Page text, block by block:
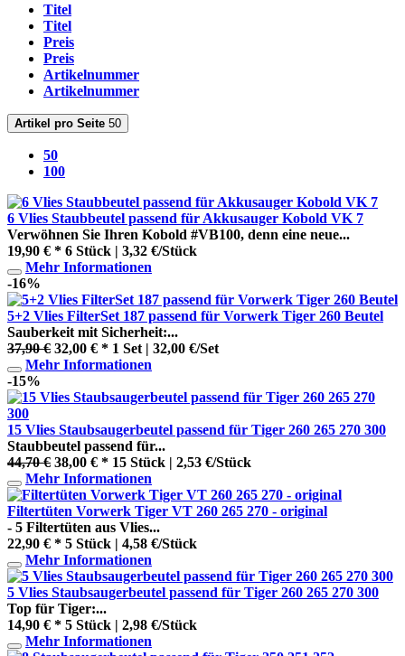
Titel
Titel
Preis
Preis
Artikelnummer
Artikelnummer
Artikel pro Seite 50
50
100
6 Vlies Staubbeutel passend für Akkusauger Kobold VK 7
Verwöhnen Sie Ihren Kobold #VB100, denn eine neue...
19,90 € * 6 Stück | 3,32 €/Stück
Mehr Informationen
-16%
5+2 Vlies FilterSet 187 passend für Vorwerk Tiger 260 Beutel
Sauberkeit mit Sicherheit:...
37,90 € 32,00 € * 1 Set | 32,00 €/Set
Mehr Informationen
-15%
15 Vlies Staubsaugerbeutel passend für Tiger 260 265 270 300
Staubbeutel passend für...
44,70 € 38,00 € * 15 Stück | 2,53 €/Stück
Mehr Informationen
Filtertüten Vorwerk Tiger VT 260 265 270 - original
- 5 Filtertüten aus Vlies...
22,90 € * 5 Stück | 4,58 €/Stück
Mehr Informationen
5 Vlies Staubsaugerbeutel passend für Tiger 260 265 270 300
Top für Tiger:...
14,90 € * 5 Stück | 2,98 €/Stück
Mehr Informationen